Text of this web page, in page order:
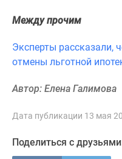
Семейная
Военная
ипотека
Медиа
Новости
недвижимости
Между прочим
Эксперты рассказали,
отмены льготной
Автор: Елена Галимова
Дата публикации 13 мая
Поделиться с